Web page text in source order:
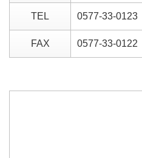
TEL 0577-33-0123
FAX 0577-33-0122